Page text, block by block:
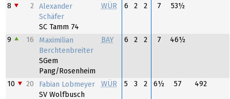
8 2
Alexander
Schäfer
SC Tamm 74
WÜR 6 2 2 7 53½
9 16
Maximilian
Berchtenbreiter
SGem
Pang/Rosenheim
BAY 6 2 2 7 46½
10 20
Fabian Lobmeyer
SV Wolfbusch
WÜR 5 3 2 6½ 57 492